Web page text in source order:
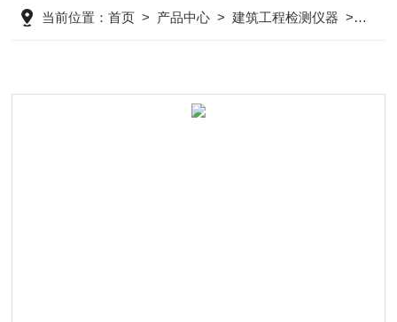
当前位置：首页 > 产品中心 >建筑工程检测仪器 > 建材